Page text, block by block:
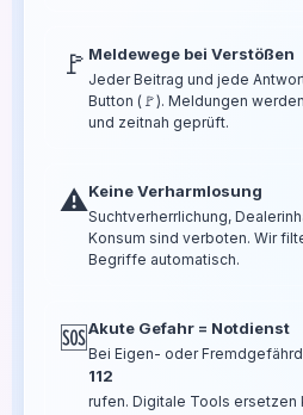
🚩 Meldewege bei Verstößen
Jeder Beitrag und jede
Button (🚩). Meldungen
und zeitnah geprüft.
⚠️Keine Verharmlosung
Suchtverherrlichung,
Konsum sind verboten. Wir
Begriffe automatisch.
🆘Akute Gefahr = Notdienst
Bei Eigen- oder
112
rufen. Digitale Tools ersetzen